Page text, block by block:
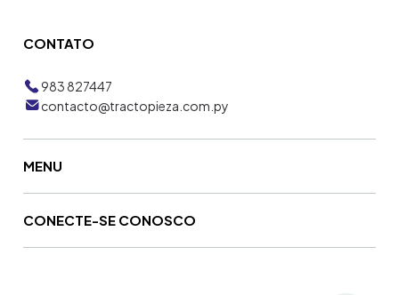
CONTATO
983 827447
contacto@tractopieza.com.py
MENU
CONECTE-SE CONOSCO